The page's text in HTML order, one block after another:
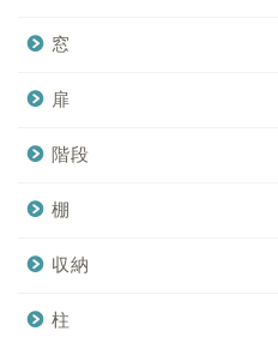
窓
扉
階段
棚
収納
柱